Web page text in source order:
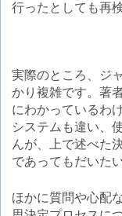
行ったとしても再
実際のところ、ジ
かり複雑です。著
にわかっているわ
システムも違い、
んが、上で述べた
であってもだいた
ほかに質問や心配